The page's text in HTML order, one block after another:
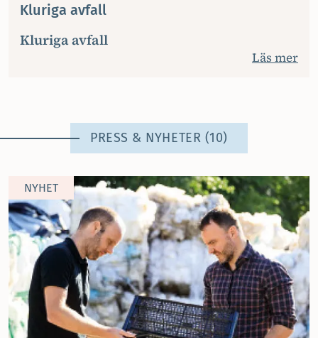
Kluriga avfall
Kluriga avfall
Läs mer
PRESS & NYHETER (10)
NYHET